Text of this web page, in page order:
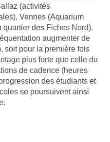
(activités
Vennes (Aquarium
des Fiches Nord).
augmenter de
soit pour la première fois
plus forte que celle du
de cadence (heures
des étudiants et
se poursuivent ainsi